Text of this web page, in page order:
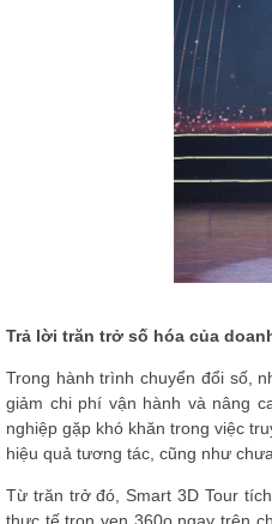
Trả lời trăn trở số hóa của
Trong hành trình chuyển đổi số,
giảm chi phí vận hành và nâng
nghiệp gặp khó khăn trong việc
hiệu quả tương tác, cũng như
Từ trăn trở đó, Smart 3D Tour